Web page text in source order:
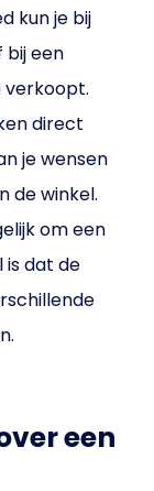
kun je bij
een
verkoopt.
direct
je wensen
de winkel.
om een
is dat de
een